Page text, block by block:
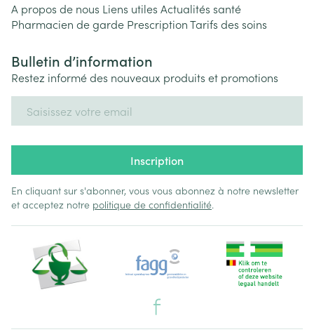
A propos de nous Liens utiles Actualités santé
Pharmacien de garde PrescriptionTarifs des soins
Bulletin d’information
Restez informé des nouveaux produits et promotions
Inscription
En cliquant sur s'abonner, vous vous abonnez à notre newsletter
et acceptez notre politique de confidentialité.